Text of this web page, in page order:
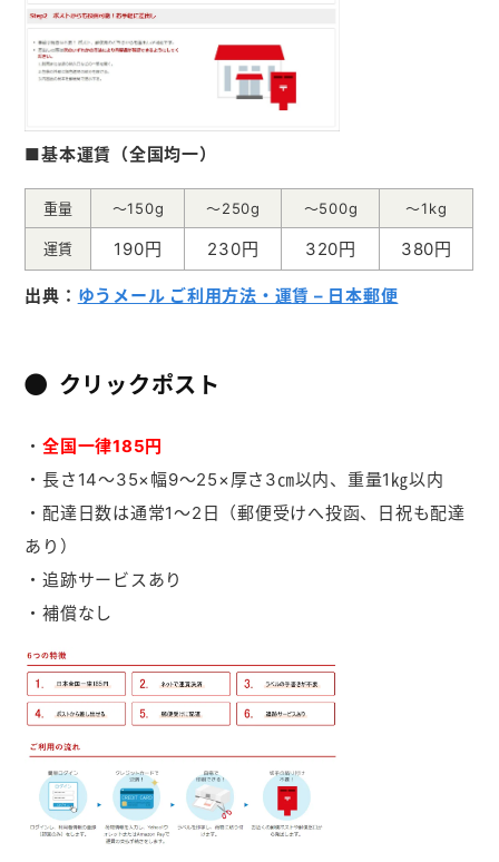
■基本運賃（全国均一）
重量 ～150g ～250g ～500g ～1kg
運賃 190円 230円 320円 380円
出典： ゆうメール ご利用方法・運賃 – 日本郵便
クリックポスト
・全国一律185円
・長さ14～35×幅9～25×厚さ3㎝以内、重量1㎏以内
・配達日数は通常1～2日（郵便受けへ投函、日祝も配達
あり）
・追跡サービスあり
・補償なし